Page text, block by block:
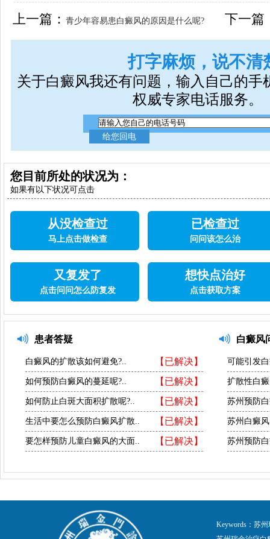
女生应该如何治疗呢
上一篇：青少年容易患白癜风的原因是什么呢? 下一篇
打字麻烦，说不清
关于白癜风我还有问题，输入自己的手
权威专家电话服务。
您目前所处的状况为：
如果有以下状况可点击
从没检查过
马上点击做检查
已检查过
问问该怎么治
又复发了
点击问问怎么防复发
想快点治好
点击获取方案
患者答疑
【已解决】
白癜风的扩散该如何避免?..
【已解决】
如何预防白癜风的蔓延呢?..
【已解决】
如何防止白斑大面积扩散呢?..
【已解决】
生活中要怎么预防白癜风扩散..
【已解决】
要怎样预防儿童白癜风的大面..
白癜风
可能引发
扩散性白
苏州预防
苏州白癜
苏州预防
Keywords：苏